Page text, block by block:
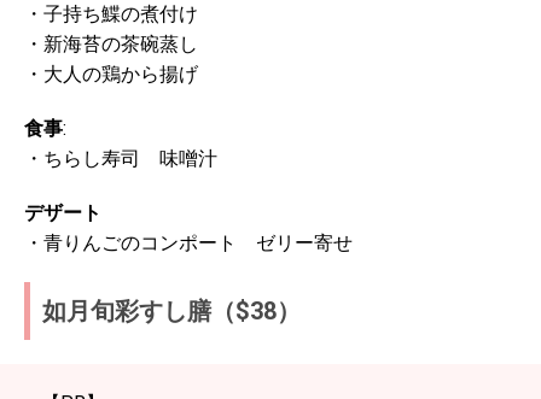
・子持ち鰈の煮付け
・新海苔の茶碗蒸し
・大人の鶏から揚げ
食事:
・ちらし寿司 味噌汁
デザート
・青りんごのコンポート ゼリー寄せ
如月旬彩すし膳（$38）